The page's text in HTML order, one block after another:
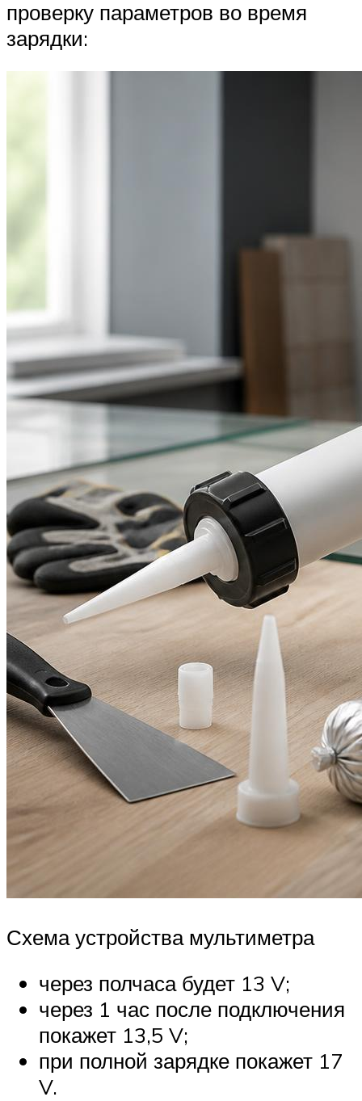
проверку параметров во время
зарядки:
Схема устройства мультиметра
через полчаса будет 13 V;
через 1 час после подключения
покажет 13,5 V;
при полной зарядке покажет 17
V.